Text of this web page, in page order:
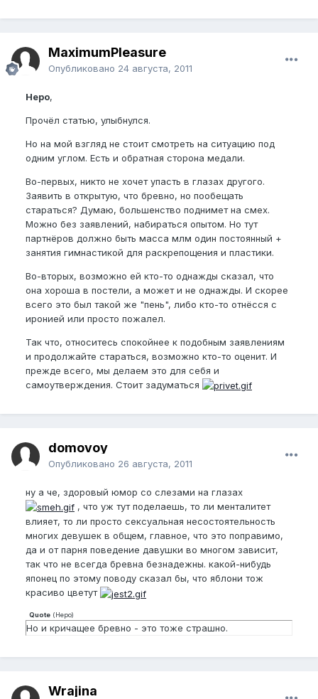
MaximumPleasure
Опубликовано 24 августа, 2011
Неро,
Прочёл статью, улыбнулся.
Но на мой взгляд не стоит смотреть на ситуацию под
одним углом. Есть и обратная сторона медали.
Во-первых, никто не хочет упасть в глазах другого.
Заявить в открытую, что бревно, но пообещать
стараться? Думаю, большенство поднимет на смех.
Можно без заявлений, набираться опытом. Но тут
партнёров должно быть масса млм один постоянный +
занятия гимнастикой для раскрепощения и пластики.
Во-вторых, возможно ей кто-то однажды сказал, что
она хороша в постели, а может и не однажды. И скорее
всего это был такой же "пень", либо кто-то отнёсся с
иронией или просто пожалел.
Так что, относитесь спокойнее к подобным заявлениям
и продолжайте стараться, возможно кто-то оценит. И
прежде всего, мы делаем это для себя и
самоутверждения. Стоит задуматься
domovoy
Опубликовано 26 августа, 2011
ну а че, здоровый юмор со слезами на глазах
, что уж тут поделаешь, то ли менталитет
влияет, то ли просто сексуальная несостоятельность
многих девушек в общем, главное, что это поправимо,
да и от парня поведение давушки во многом зависит,
так что не всегда бревна безнадежны. какой-нибудь
японец по этому поводу сказал бы, что яблони тож
красиво цветут
Quote (Неро)
Но и кричащее бревно - это тоже страшно.
Wrajina